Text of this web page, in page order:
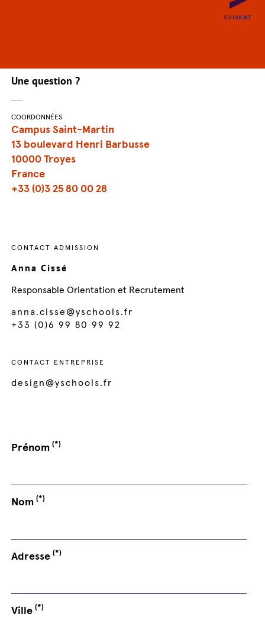
SUIVANT
Une question ?
COORDONNÉES
Campus Saint-Martin
13 boulevard Henri Barbusse
10000 Troyes
France
+33 (0)3 25 80 00 28
CONTACT ADMISSION
Anna Cissé
Responsable Orientation et Recrutement
anna.cisse@yschools.fr
+33 (0)6 99 80 99 92
CONTACT ENTREPRISE
design@yschools.fr
Prénom(*)
Nom(*)
Adresse(*)
Ville(*)